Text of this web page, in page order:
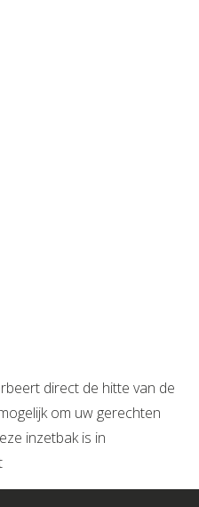
direct de hitte van de
om uw gerechten
inzetbak is in